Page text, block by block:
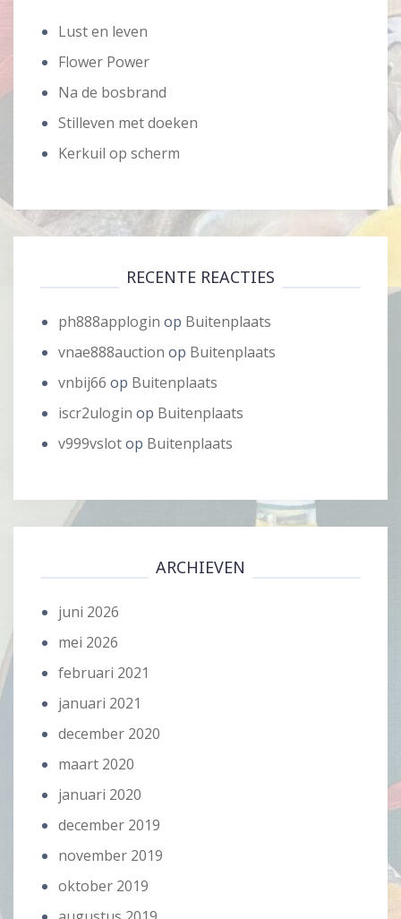
Lust en leven
Flower Power
Na de bosbrand
Stilleven met doeken
Kerkuil op scherm
RECENTE REACTIES
ph888applogin op Buitenplaats
vnae888auction op Buitenplaats
vnbij66 op Buitenplaats
iscr2ulogin op Buitenplaats
v999vslotop Buitenplaats
ARCHIEVEN
juni 2026
mei 2026
februari 2021
januari 2021
december 2020
maart 2020
januari 2020
december 2019
november 2019
oktober 2019